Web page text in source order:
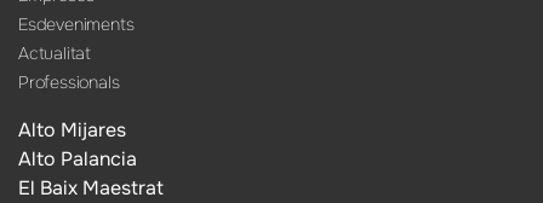
Esdeveniments
Actualitat
Professionals
Alto Mijares
Alto Palancia
El Baix Maestrat